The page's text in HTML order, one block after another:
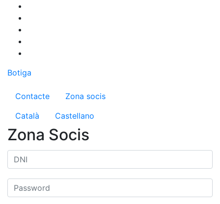
contingut
Botiga
Menú del compte d'usuari
Contacte
Zona socis
Català
Castellano
Zona Socis